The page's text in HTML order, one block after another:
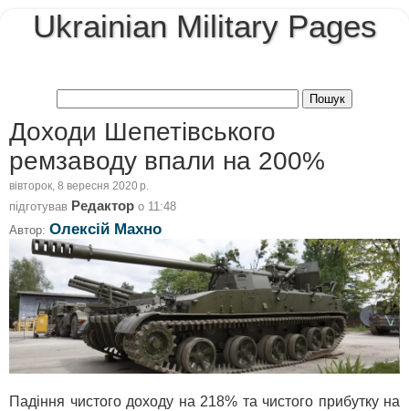
Ukrainian Military Pages
Доходи Шепетівського
ремзаводу впали на 200%
вівторок, 8 вересня 2020 р.
підготував Редактор о 11:48
Автор: Олексій Махно
Падіння чистого доходу на 218% та чистого прибутку на